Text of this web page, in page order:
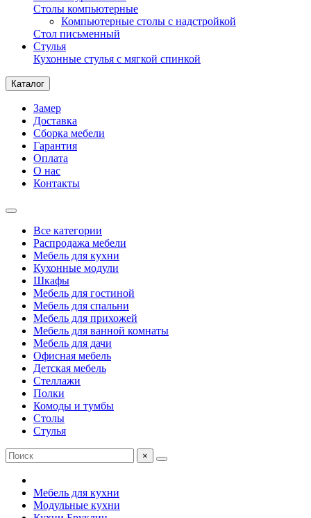
Столы компьютерные
Компьютерные столы с надстройкой
Стол письменный
Стулья
Кухонные стулья с мягкой спинкой
Каталог
Замер
Доставка
Сборка мебели
Гарантия
Оплата
О нас
Контакты
Все категории
Распродажа мебели
Мебель для кухни
Кухонные модули
Шкафы
Мебель для гостиной
Мебель для спальни
Мебель для прихожей
Мебель для ванной комнаты
Мебель для дачи
Офисная мебель
Детская мебель
Стеллажи
Полки
Комоды и тумбы
Столы
Стулья
×
Мебель для кухни
Модульные кухни